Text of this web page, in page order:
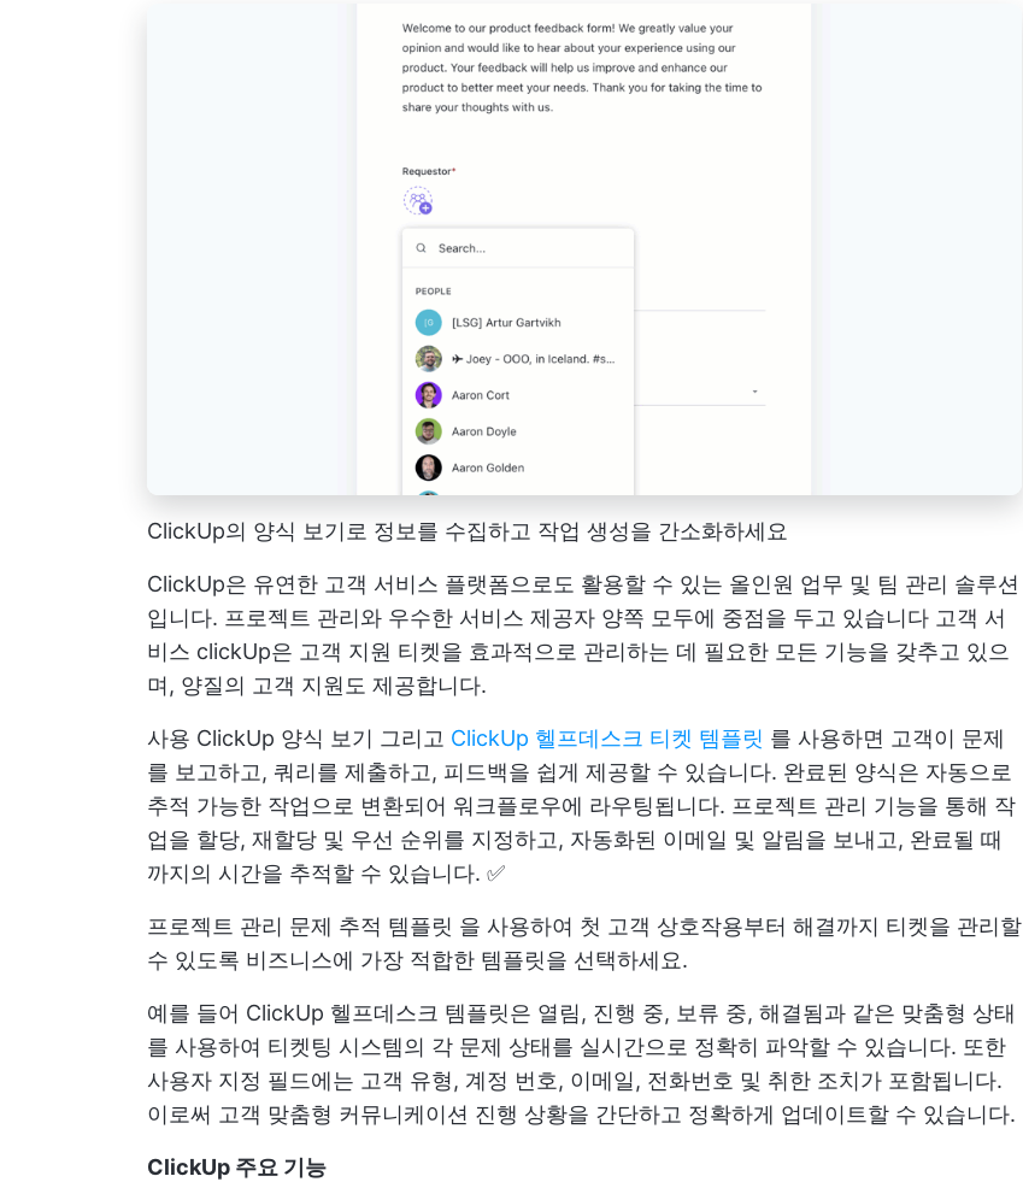
ClickUp의 양식 보기로 정보를 수집하고 작업 생성을 간소화하세요
ClickUp은 유연한 고객 서비스 플랫폼으로도 활용할 수 있는 올인원 업무 및 팀 관리 솔루션
입니다. 프로젝트 관리와 우수한 서비스 제공자 양쪽 모두에 중점을 두고 있습니다 고객 서
비스 clickUp은 고객 지원 티켓을 효과적으로 관리하는 데 필요한 모든 기능을 갖추고 있으
며, 양질의 고객 지원도 제공합니다.
사용 ClickUp 양식 보기 그리고 ClickUp 헬프데스크 티켓 템플릿 를 사용하면 고객이 문제
를 보고하고, 쿼리를 제출하고, 피드백을 쉽게 제공할 수 있습니다. 완료된 양식은 자동으로
추적 가능한 작업으로 변환되어 워크플로우에 라우팅됩니다. 프로젝트 관리 기능을 통해 작
업을 할당, 재할당 및 우선 순위를 지정하고, 자동화된 이메일 및 알림을 보내고, 완료될 때
까지의 시간을 추적할 수 있습니다. ✅
프로젝트 관리 문제 추적 템플릿 을 사용하여 첫 고객 상호작용부터 해결까지 티켓을 관리할
수 있도록 비즈니스에 가장 적합한 템플릿을 선택하세요.
예를 들어 ClickUp 헬프데스크 템플릿은 열림, 진행 중, 보류 중, 해결됨과 같은 맞춤형 상태
를 사용하여 티켓팅 시스템의 각 문제 상태를 실시간으로 정확히 파악할 수 있습니다. 또한
사용자 지정 필드에는 고객 유형, 계정 번호, 이메일, 전화번호 및 취한 조치가 포함됩니다.
이로써 고객 맞춤형 커뮤니케이션 진행 상황을 간단하고 정확하게 업데이트할 수 있습니다.
ClickUp 주요 기능